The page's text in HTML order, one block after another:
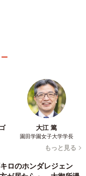
大江 篤
園田学園女子大学学長
もっと見る
ロのホンダレジェン
が居たら」 大御所漫
夏の海で赤銅色の肉体